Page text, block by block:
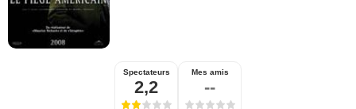
Spectateurs
2,2
Mes amis
--